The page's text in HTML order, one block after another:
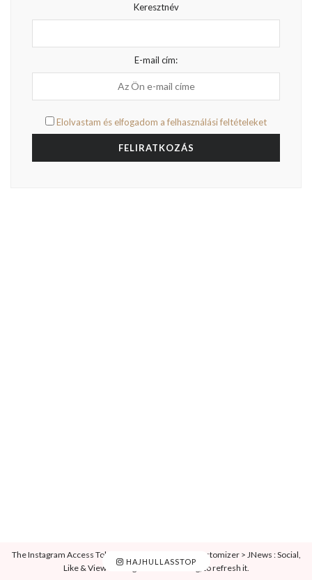
Keresztnév
E-mail cím:
Elolvastam és elfogadom a felhasználási feltételeket
HAJHULLASSTOP
The Instagram Access Token is expired, Go to the Customizer > JNews : Social,
Like & View > Instagram Feed Setting, to refresh it.